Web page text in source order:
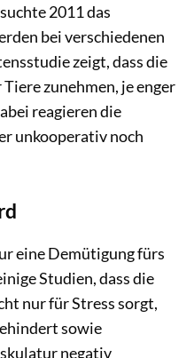
2011 das
bei verschiedenen
zeigt, dass die
zunehmen, je enger
reagieren die
unkooperativ noch
eine Demütigung fürs
Studien, dass die
nur für Stress sorgt,
sowie
negativ